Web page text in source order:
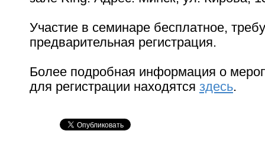
Участие в семинаре бесплатное,
предварительная регистрация.
Более подробная информация о
для регистрации находятся здесь.